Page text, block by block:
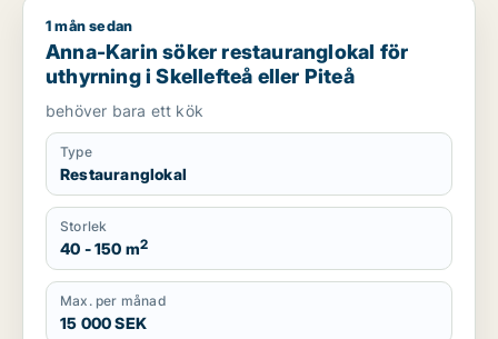
Anna-Karin söker restauranglokal för uthyrning i Skellefteå
1 mån sedan
Anna-Karin söker restauranglokal för
uthyrning i Skellefteå eller Piteå
behöver bara ett kök
Type
Restauranglokal
Storlek
40 - 150 m2
Max. per månad
15 000 SEK